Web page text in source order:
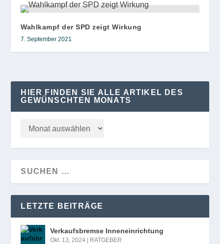
Wahlkampf der SPD zeigt Wirkung
7. September 2021
HIER FINDEN SIE ALLE ARTIKEL DES
GEWÜNSCHTEN MONATS
LETZTE BEITRÄGE
Verkaufsbremse Inneneinrichtung
Okt. 13, 2024 | RATGEBER